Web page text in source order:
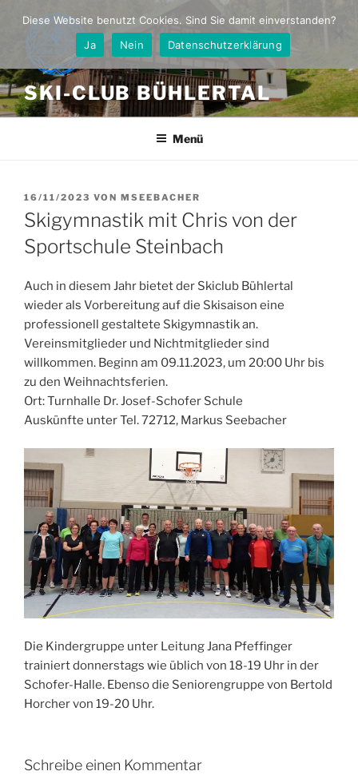
Inhalt
springen
SKI-CLUB BÜHLERTAL
Menü
VERÖFFENTLICHT
AM
16/11/2023 VON MSEEBACHER
Skigymnastik mit Chris von der
Sportschule Steinbach
Auch in diesem Jahr bietet der Skiclub Bühlertal
wieder als Vorbereitung auf die Skisaison eine
professionell gestaltete Skigymnastik an.
Vereinsmitglieder und Nichtmitglieder sind
willkommen. Beginn am 09.11.2023, um 20:00 Uhr bis
zu den Weihnachtsferien.
Ort: Turnhalle Dr. Josef-Schofer Schule
Auskünfte unter Tel. 72712, Markus Seebacher
Die Kindergruppe unter Leitung Jana Pfeffinger
trainiert donnerstags wie üblich von 18-19 Uhr in der
Schofer-Halle. Ebenso die Seniorengruppe von Bertold
Horcher von 19-20 Uhr.
Schreibe einen Kommentar
Diese Website benutzt Cookies. Sind Sie damit einverstanden?
Ja
Nein Datenschutzerklärung